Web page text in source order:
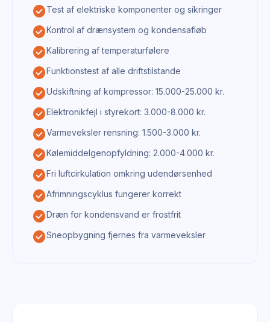
check_circleTest af elektriske komponenter og sikringer
check_circleKontrol af drænsystem og kondensafløb
check_circleKalibrering af temperaturfølere
check_circleFunktionstest af alle driftstilstande
check_circleUdskiftning af kompressor: 15.000-25.000 kr.
check_circleElektronikfejl i styrekort: 3.000-8.000 kr.
check_circleVarmeveksler rensning: 1.500-3.000 kr.
check_circleKølemiddelgenopfyldning: 2.000-4.000 kr.
check_circleFri luftcirkulation omkring udendørsenhed
check_circleAfrimningscyklus fungerer korrekt
check_circleDræn for kondensvand er frostfrit
check_circleSneopbygning fjernes fra varmeveksler